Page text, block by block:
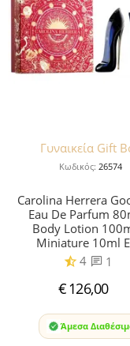
Γυναικεία Gift
Κωδικός: 26574
Carolina Herrera
Eau De Parfum
Body Lotion
Miniature 10ml
4
1
€ 126,00
Άμεσα